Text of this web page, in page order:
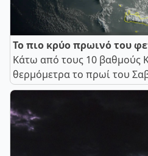
Το πιο κρύο πρωινό του
Κάτω από τους 10 βαθμούς
θερμόμετρα το πρωί του